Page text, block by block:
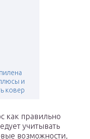
и
ковер
как правильно
учитывать
возможности,